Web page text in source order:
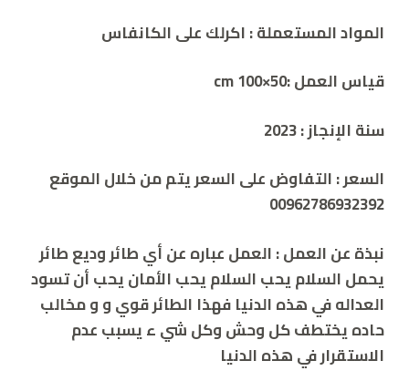
المواد المستعملة:اكرلك على الكانفاس
قياس العمل:5
0×cm 100
سنة الإنجاز:
2023
السعر:التفاوض على السعر يتم من خلال الموقع
00962786932392
نبذة عن العمل:العمل عباره عن أي طائر وديع طائر
يحمل السلام يحب السلام يحب الأمان يحب أن تسود
العداله في هذه الدنيا فهذا الطائر قوي و و مخالب
حاده يختطف كل وحش وكل شي ء يسبب عدم
الاستقرار في هذه الدنيا